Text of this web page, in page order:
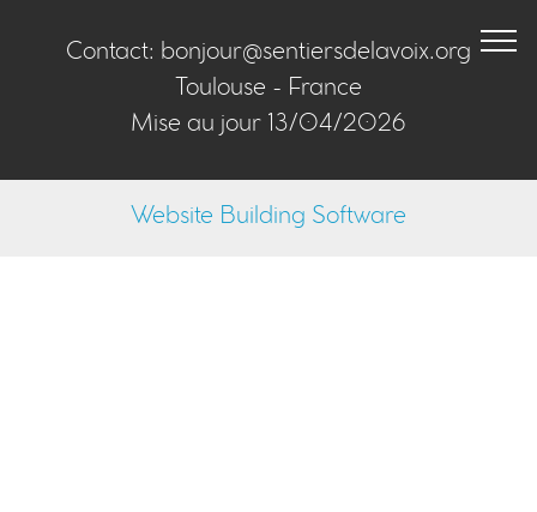
Contact: bonjour@sentiersdelavoix.org
Toulouse - France
Mise au jour 13/04/2026
Website Building Software